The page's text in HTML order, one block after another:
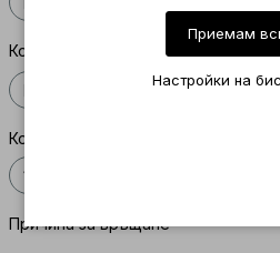
Код на продукта
Количество
Причина за връщане
Приемам
Настройки на